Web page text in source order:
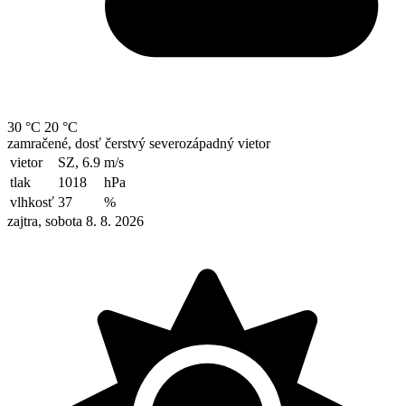
30 °C 20 °C
zamračené, dosť čerstvý severozápadný vietor
vietor
SZ, 6.9 m/s
tlak
1018
hPa
vlhkosť 37
%
zajtra, sobota 8. 8. 2026